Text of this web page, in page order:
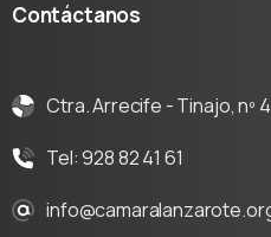
Contáctanos
Ctra. Arrecife - Tinajo, nº
Tel: 928 82 41 61